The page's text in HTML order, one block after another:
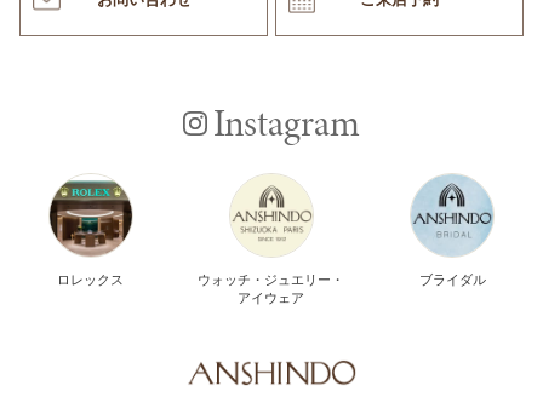
Instagram
ロレックス
ウォッチ・ジュエリー・
アイウェア
ブライダル